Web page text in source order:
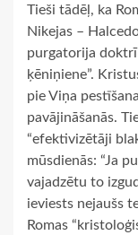
Tieši tādēļ, ka
Nikejas –
purgatorija
ķēniņiene”.
pie Viņa
pavājināšanās.
“efektivizētāji
mūsdienās: “Ja
vajadzētu to
ieviests nejaušs
Romas